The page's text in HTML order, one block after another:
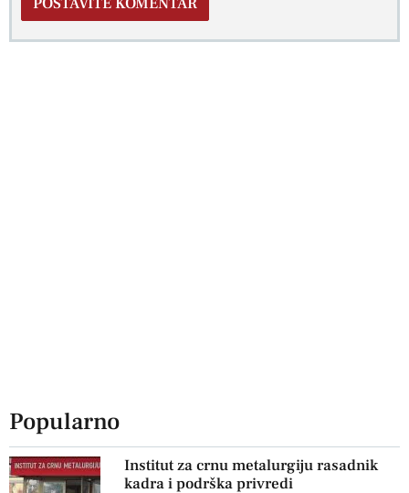
Popularno
Institut za crnu metalurgiju rasadnik
kadra i podrška privredi